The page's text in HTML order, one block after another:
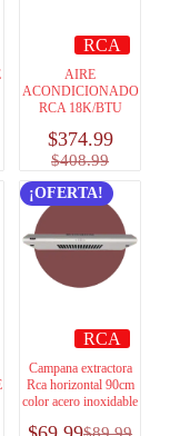
RCA
AIRE
ACONDICIONADO
RCA 18K/BTU
$408.99
$374.99
¡OFERTA!
RCA
Campana extractora
Rca horizontal 90cm
color acero inoxidable